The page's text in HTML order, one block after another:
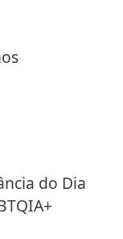
do Dia